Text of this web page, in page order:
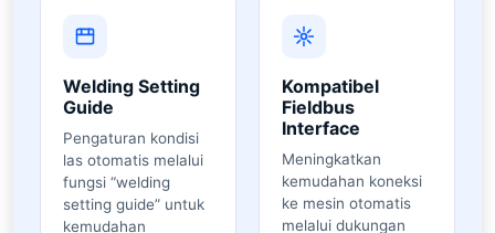
Welding Setting
Guide
Pengaturan kondisi
las otomatis melalui
fungsi “welding
setting guide” untuk
kemudahan
Kompatibel
Fieldbus
Interface
Meningkatkan
kemudahan koneksi
ke mesin otomatis
melalui dukungan